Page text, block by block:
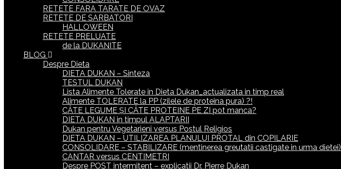
RETETE FARA TARATE DE OVAZ
RETETE DE SARBATORI
HALLOWEEN
RETETE PRELUATE
de la DUKANITE
BLOG
Despre Dieta
DIETA DUKAN – Sinteza
TESTUL DUKAN
Lista Alimente Tolerate in Dieta Dukan_actualizata in timp real
Alimente TOLERATE la PP (zilele de proteina pura) ?!
CÂTE LEGUME ȘI CÂTE PROTEINE PE ZI pot manca?
DIETA DUKAN in timpul ALAPTARII
Dukan pentru Vegetarieni versus Postul Religios
DIETA DUKAN – UTILIZAREA PLANULUI PROTAL din COPILARIE
CONSOLIDARE – STABILIZARE (mentinerea greutatii castigate in urma dietei)
CANTAR versus CENTIMETRI
Despre POST intermitent – explicatii Dr. Pierre Dukan